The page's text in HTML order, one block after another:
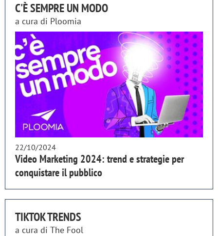
C'È SEMPRE UN MODO
a cura di Ploomia
22/10/2024
Video Marketing 2024: trend e strategie per
conquistare il pubblico
TIKTOK TRENDS
a cura di The Fool